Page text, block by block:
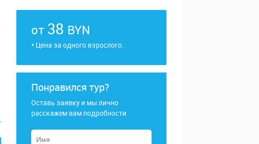
от 38 BYN
* Цена за одного взрослого.
Понравился тур?
Оставь заявку и мы лично
расскажем вам подробности